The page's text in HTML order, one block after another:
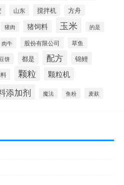
山东 搅拌机 方舟
猪肉 猪饲料 玉米 的是
肉牛 股份有限公司 草鱼
豆饼 都是 配方 锦鲤
颗粒 颗粒机
添加剂 魔法 鱼粉 麦麸